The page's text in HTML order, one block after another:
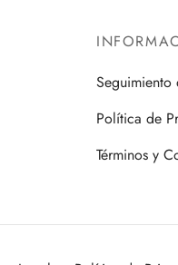
Política de
Términos y